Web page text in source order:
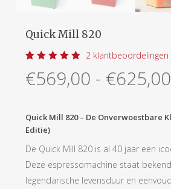
Quick Mill 820
5.00op
5
2klantbeoordelingen
€569,00 - €625,00
Quick Mill 820 – De Onverwoestbare
Editie)
De Quick Mill 820 is al 40 jaar een
Deze espressomachine staat
legendarische levensduur en